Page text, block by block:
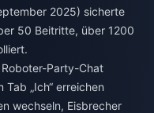
2025) sicherte
50 Beitritte, über 1200
Party-Chat
„Ich“ erreichen
wechseln, Eisbrecher